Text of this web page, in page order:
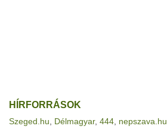
HÍRFORRÁSOK
Szeged.hu Délmagyar, 444 nepszava.hu